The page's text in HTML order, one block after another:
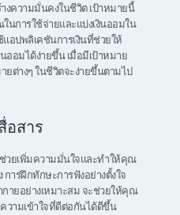
งความมั่นคงในชีวิต เป้าหมายนี้
นการใช้จ่ายและแบ่งเงินออมใน
แอปพลิเคชันการเงินที่ช่วยให้
ออมได้ง่ายขึ้น เมื่อมีเป้าหมาย
ยต่างๆ ในชีวิตจะง่ายขึ้นตามไป
สาร
วยเพิ่มความมั่นใจและทำให้คุณ
รฝึกทักษะการฟังอย่างตั้งใจ
ายอย่างเหมาะสม จะช่วยให้คุณ
วามเข้าใจที่ดีต่อกันได้ดีขึ้น